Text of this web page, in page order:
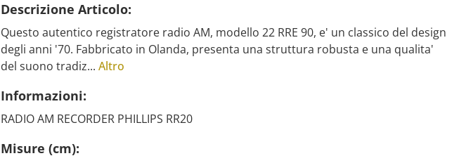
Descrizione Articolo:
Questo autentico registratore radio AM, modello 22 RRE 90, e' un classico del design
degli anni '70. Fabbricato in Olanda, presenta una struttura robusta e una qualita'
del suono tradiz... Altro
Informazioni:
RADIO AM RECORDER PHILLIPS RR20
Misure (cm):